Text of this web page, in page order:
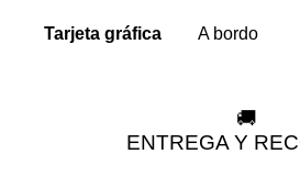
Tarjeta gráfica A bordo
🚚
ENTREGA Y